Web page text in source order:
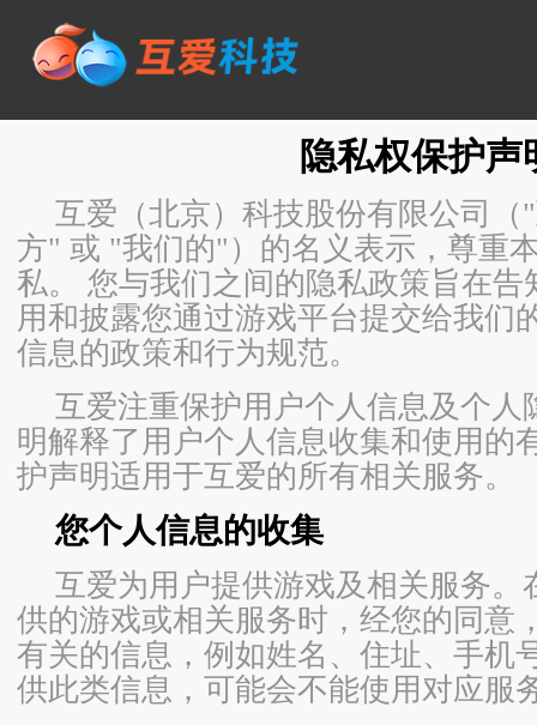
隐私权保护声
互爱（北京）科技股份有限公司
方" 或 "我们的"）的名义表示，尊重
私。 您与我们之间的隐私政策旨在
用和披露您通过游戏平台提交给我们
信息的政策和行为规范。
互爱注重保护用户个人信息及个人
明解释了用户个人信息收集和使用的
护声明适用于互爱的所有相关服务。
您个人信息的收集
互爱为用户提供游戏及相关服务。
供的游戏或相关服务时，经您的同意
有关的信息，例如姓名、住址、手机
供此类信息，可能会不能使用对应服